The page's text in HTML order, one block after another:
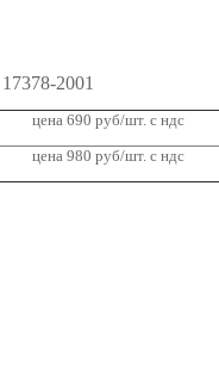
2001
цена 690 руб/шт. с ндс
цена 980 руб/шт. с ндс